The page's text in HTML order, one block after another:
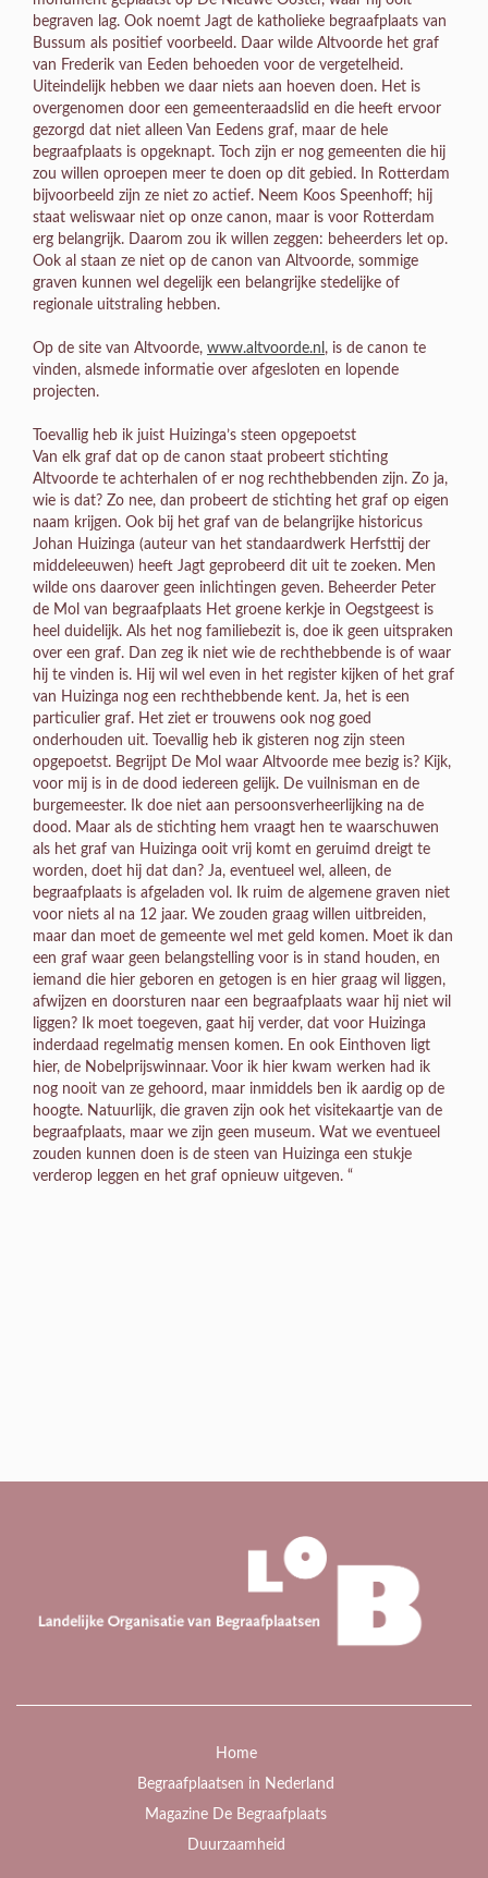
begraven lag. Ook noemt Jagt de katholieke begraafplaats van
Bussum als positief voorbeeld. Daar wilde Altvoorde het graf
van Frederik van Eeden behoeden voor de vergetelheid.
Uiteindelijk hebben we daar niets aan hoeven doen. Het is
overgenomen door een gemeenteraadslid en die heeft ervoor
gezorgd dat niet alleen Van Eedens graf, maar de hele
begraafplaats is opgeknapt. Toch zijn er nog gemeenten die hij
zou willen oproepen meer te doen op dit gebied. In Rotterdam
bijvoorbeeld zijn ze niet zo actief. Neem Koos Speenhoff; hij
staat weliswaar niet op onze canon, maar is voor Rotterdam
erg belangrijk. Daarom zou ik willen zeggen: beheerders let op.
Ook al staan ze niet op de canon van Altvoorde, sommige
graven kunnen wel degelijk een belangrijke stedelijke of
regionale uitstraling hebben.
Op de site van Altvoorde, www.altvoorde.nl , is de canon te
vinden, alsmede informatie over afgesloten en lopende
projecten.
Toevallig heb ik juist Huizinga’s steen opgepoetst
Van elk graf dat op de canon staat probeert stichting
Altvoorde te achterhalen of er nog rechthebbenden zijn. Zo ja,
wie is dat? Zo nee, dan probeert de stichting het graf op eigen
naam krijgen. Ook bij het graf van de belangrijke historicus
Johan Huizinga (auteur van het standaardwerk Herfsttij der
middeleeuwen) heeft Jagt geprobeerd dit uit te zoeken. Men
wilde ons daarover geen inlichtingen geven. Beheerder Peter
de Mol van begraafplaats Het groene kerkje in Oegstgeest is
heel duidelijk. Als het nog familiebezit is, doe ik geen uitspraken
over een graf. Dan zeg ik niet wie de rechthebbende is of waar
hij te vinden is. Hij wil wel even in het register kijken of het graf
van Huizinga nog een rechthebbende kent. Ja, het is een
particulier graf. Het ziet er trouwens ook nog goed
onderhouden uit. Toevallig heb ik gisteren nog zijn steen
opgepoetst. Begrijpt De Mol waar Altvoorde mee bezig is? Kijk,
voor mij is in de dood iedereen gelijk. De vuilnisman en de
burgemeester. Ik doe niet aan persoonsverheerlijking na de
dood. Maar als de stichting hem vraagt hen te waarschuwen
als het graf van Huizinga ooit vrij komt en geruimd dreigt te
worden, doet hij dat dan? Ja, eventueel wel, alleen, de
begraafplaats is afgeladen vol. Ik ruim de algemene graven niet
voor niets al na 12 jaar. We zouden graag willen uitbreiden,
maar dan moet de gemeente wel met geld komen. Moet ik dan
een graf waar geen belangstelling voor is in stand houden, en
iemand die hier geboren en getogen is en hier graag wil liggen,
afwijzen en doorsturen naar een begraafplaats waar hij niet wil
liggen? Ik moet toegeven, gaat hij verder, dat voor Huizinga
inderdaad regelmatig mensen komen. En ook Einthoven ligt
hier, de Nobelprijswinnaar. Voor ik hier kwam werken had ik
nog nooit van ze gehoord, maar inmiddels ben ik aardig op de
hoogte. Natuurlijk, die graven zijn ook het visitekaartje van de
begraafplaats, maar we zijn geen museum. Wat we eventueel
zouden kunnen doen is de steen van Huizinga een stukje
verderop leggen en het graf opnieuw uitgeven. “
Home
Begraafplaatsen in Nederland
Magazine De Begraafplaats
Duurzaamheid